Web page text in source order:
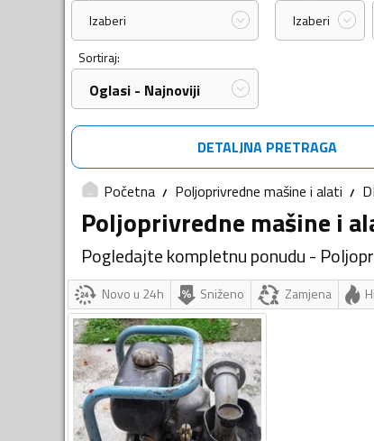
Izaberi
Izaberi
Sortiraj:
Oglasi - Najnoviji
DETALJNA PRETRAGA
Početna Poljoprivredne mašine i alati
Poljoprivredne mašine i
Pogledajte kompletnu ponudu -
Novo u 24h Sniženo Zamjena